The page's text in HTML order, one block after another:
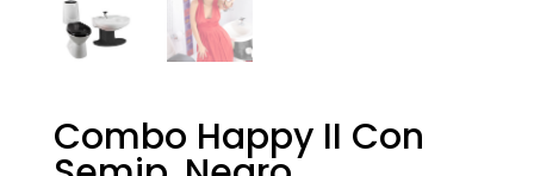
Combo Happy II Con